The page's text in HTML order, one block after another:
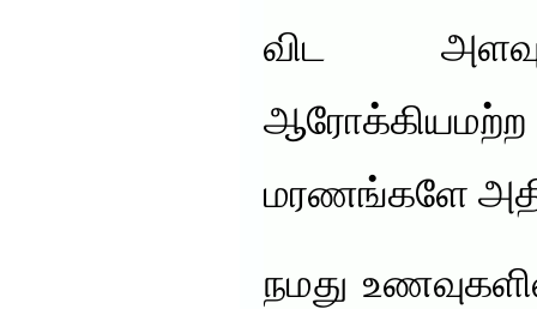
விட
ஆரோக்கியமற்ற
மரணங்களே
நமது